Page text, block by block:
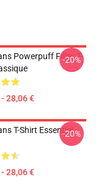
Powerpuff Filles T-
28,06 €
-20%
T-Shirt Essentiel
28,06 €
-20%